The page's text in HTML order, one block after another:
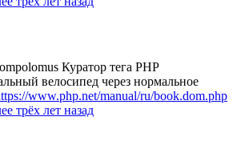
Куратор тега PHP
велосипед через нормальное
www.php.net/manual/ru/book.dom.php
трёх лет назад